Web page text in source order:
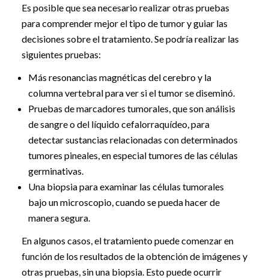
Es posible que sea necesario realizar otras pruebas
para comprender mejor el tipo de tumor y guiar las
decisiones sobre el tratamiento. Se podría realizar las
siguientes pruebas:
Más resonancias magnéticas del cerebro y la
columna vertebral para ver si el tumor se diseminó.
Pruebas de marcadores tumorales, que son análisis
de sangre o del líquido cefalorraquídeo, para
detectar sustancias relacionadas con determinados
tumores pineales, en especial tumores de las células
germinativas.
Una biopsia para examinar las células tumorales
bajo un microscopio, cuando se pueda hacer de
manera segura.
En algunos casos, el tratamiento puede comenzar en
función de los resultados de la obtención de imágenes y
otras pruebas, sin una biopsia. Esto puede ocurrir